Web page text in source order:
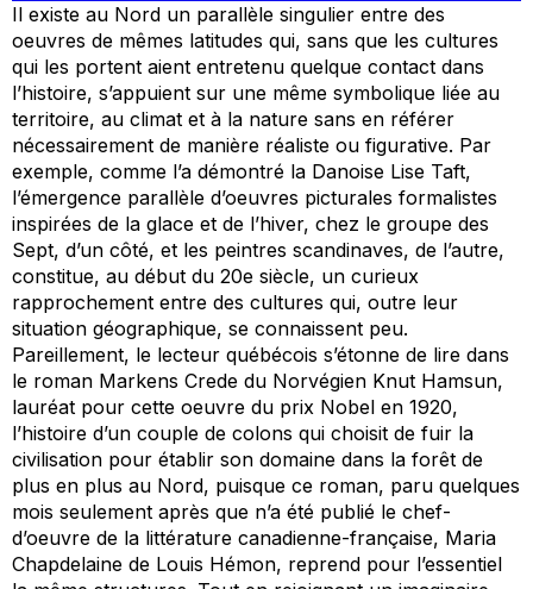
Il existe au Nord un parallèle singulier entre des
oeuvres de mêmes latitudes qui, sans que les cultures
qui les portent aient entretenu quelque contact dans
l’histoire, s’appuient sur une même symbolique liée au
territoire, au climat et à la nature sans en référer
nécessairement de manière réaliste ou figurative. Par
exemple, comme l’a démontré la Danoise Lise Taft,
l’émergence parallèle d’oeuvres picturales formalistes
inspirées de la glace et de l’hiver, chez le groupe des
Sept, d’un côté, et les peintres scandinaves, de l’autre,
constitue, au début du 20e siècle, un curieux
rapprochement entre des cultures qui, outre leur
situation géographique, se connaissent peu.
Pareillement, le lecteur québécois s’étonne de lire dans
le roman Markens Crede du Norvégien Knut Hamsun,
lauréat pour cette oeuvre du prix Nobel en 1920,
l’histoire d’un couple de colons qui choisit de fuir la
civilisation pour établir son domaine dans la forêt de
plus en plus au Nord, puisque ce roman, paru quelques
mois seulement après que n’a été publié le chef-
d’oeuvre de la littérature canadienne-française, Maria
Chapdelaine de Louis Hémon, reprend pour l’essentiel